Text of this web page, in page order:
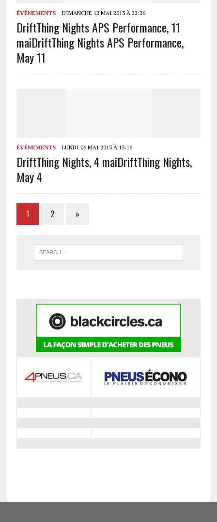
ÉVÉNEMENTS DIMANCHE 12 MAI 2013 À 22:26
DriftThing Nights APS Performance, 11
maiDriftThing Nights APS Performance,
May 11
ÉVÉNEMENTS LUNDI 06 MAI 2013 À 13:16
DriftThing Nights, 4 maiDriftThing Nights,
May 4
1 2 »